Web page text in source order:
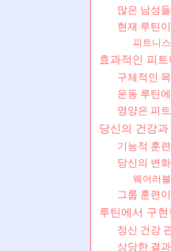
많은 남성
현재 루틴
피트니
효과적인 피
구체적인
운동 루틴
영양은 피
당신의 건강
기능적 훈
당신의 변
웨어러
그룹 훈련
루틴에서 구
정신 건강
상당한 결